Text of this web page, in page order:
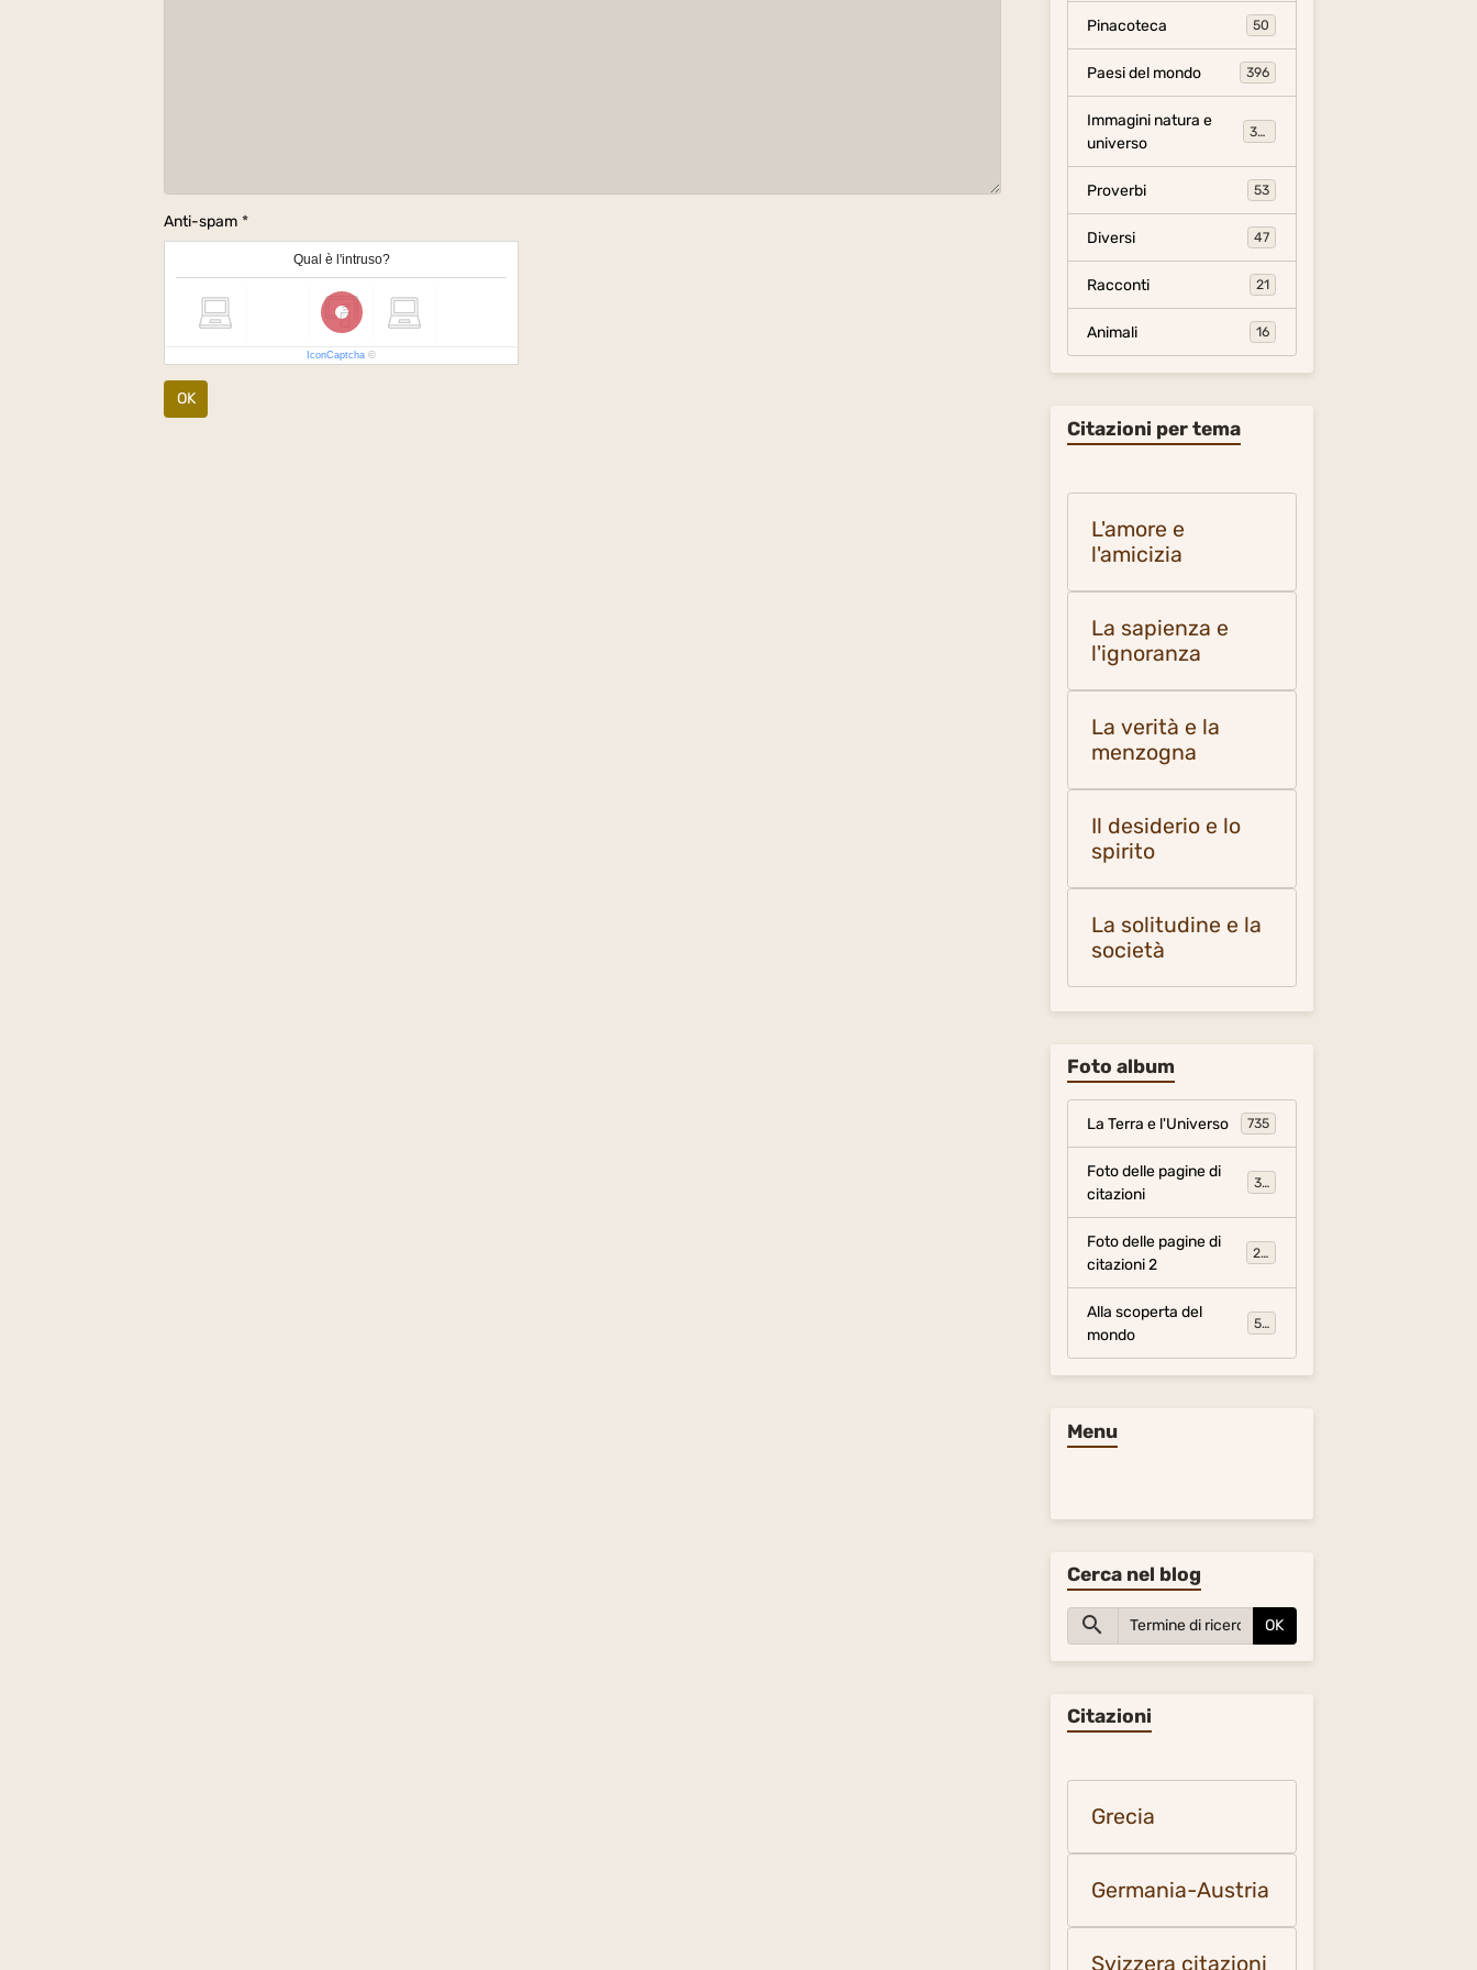
Anti-spam
Qual è l'intruso?
IconCaptcha ©
OK
Pinacoteca 50
Paesi del mondo 396
Immagini natura e
universo
306
Proverbi 53
Diversi 47
Racconti 21
Animali 16
Citazioni per tema
L'amore e
l'amicizia
La sapienza e
l'ignoranza
La verità e la
menzogna
Il desiderio e lo
spirito
La solitudine e la
società
Foto album
La Terra e l'Universo 735
Foto delle pagine di
citazioni
317
Foto delle pagine di
citazioni 2
281
Alla scoperta del
mondo
54
Menu
Cerca nel blog
OK
Citazioni
Grecia
Germania-Austria
Svizzera citazioni